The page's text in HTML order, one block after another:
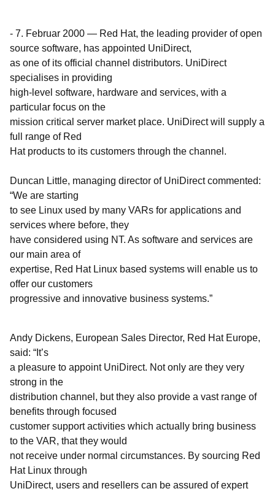
- 7. Februar 2000 — Red Hat, the leading provider of open
source software, has appointed UniDirect,
as one of its official channel distributors. UniDirect
specialises in providing
high-level software, hardware and services, with a
particular focus on the
mission critical server market place. UniDirect will supply a
full range of Red
Hat products to its customers through the channel.
Duncan Little, managing director of UniDirect commented:
“We are starting
to see Linux used by many VARs for applications and
services where before, they
have considered using NT. As software and services are
our main area of
expertise, Red Hat Linux based systems will enable us to
offer our customers
progressive and innovative business systems.”
Andy Dickens, European Sales Director, Red Hat Europe,
said: “It’s
a pleasure to appoint UniDirect. Not only are they very
strong in the
distribution channel, but they also provide a vast range of
benefits through focused
customer support activities which actually bring business
to the VAR, that they would
not receive under normal circumstances. By sourcing Red
Hat Linux through
UniDirect, users and resellers can be assured of expert